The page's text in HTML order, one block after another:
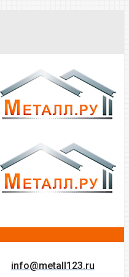
info@metall123.ru